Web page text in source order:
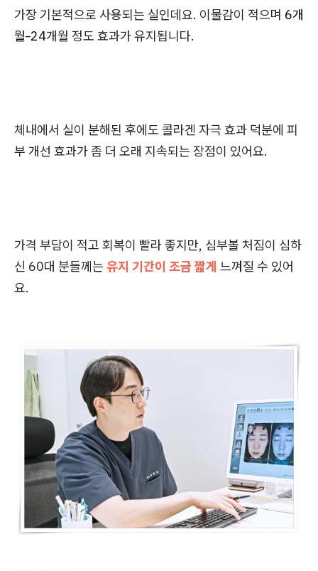
가장 기본적으로 사용되는 실인데요. 이물감이 적으며 6개
월-24개월 정도 효과가 유지됩니다.
체내에서 실이 분해된 후에도 콜라겐 자극 효과 덕분에 피
부 개선 효과가 좀 더 오래 지속되는 장점이 있어요.
가격 부담이 적고 회복이 빨라 좋지만, 심부볼 처짐이 심하
신 60대 분들께는 유지 기간이 조금 짧게 느껴질 수 있어
요.